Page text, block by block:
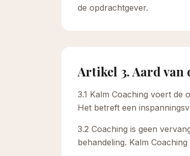
de opdrachtgever.
Artikel 3. Aard van
3.1 Kalm Coaching voert de
Het betreft een
3.2 Coaching is geen
behandeling. Kalm